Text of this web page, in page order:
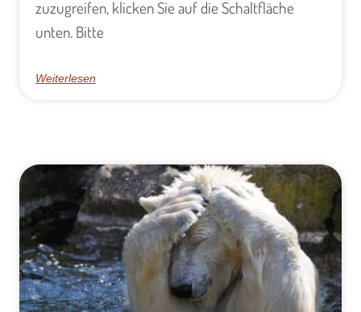
zuzugreifen, klicken Sie auf die Schaltfläche
unten. Bitte
Weiterlesen